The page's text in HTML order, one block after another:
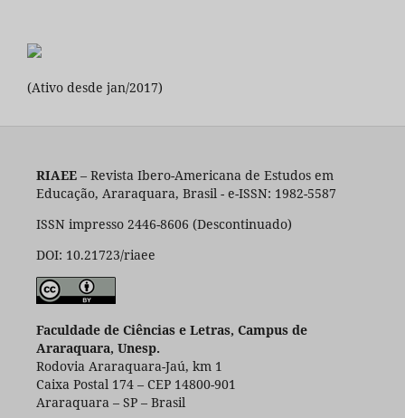
(Ativo desde jan/2017)
RIAEE– Revista Ibero-Americana de Estudos em
Educação, Araraquara, Brasil - e-ISSN: 1982-5587
ISSN impresso 2446-8606 (Descontinuado)
DOI: 10.21723/riaee
Faculdade de Ciências e Letras, Campus de
Araraquara, Unesp.
Rodovia Araraquara-Jaú, km 1
Caixa Postal 174 – CEP 14800-901
Araraquara – SP – Brasil